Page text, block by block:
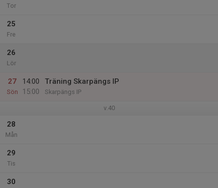
Tor
25
Fre
26
Lör
27
Sön
14:00
15:00
Träning Skarpängs IP
Skarpängs IP
v.40
28
Mån
29
Tis
30